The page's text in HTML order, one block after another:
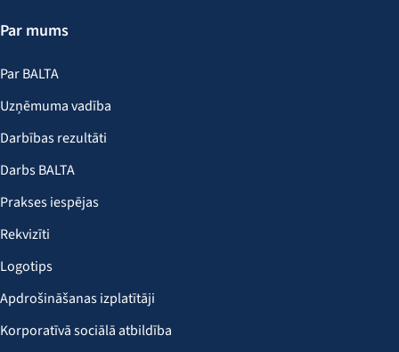
Par mums
Par BALTA
Uzņēmuma vadība
Darbības rezultāti
Darbs BALTA
Prakses iespējas
Rekvizīti
Logotips
Apdrošināšanas izplatītāji
Korporatīvā sociālā atbildība